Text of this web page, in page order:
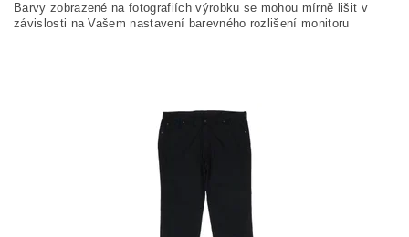
Barvy zobrazené na fotografiích výrobku se mohou mírně lišit v
závislosti na Vašem nastavení barevného rozlišení monitoru